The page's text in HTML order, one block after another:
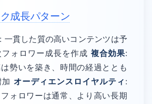
成長パターン
: 一貫した質の高いコンテンツは予
ォロワー成長を作成 複合効果:
勢いを築き、時間の経過ととも
オーディエンスロイヤルティ :
ォロワーは通常、より高い長期